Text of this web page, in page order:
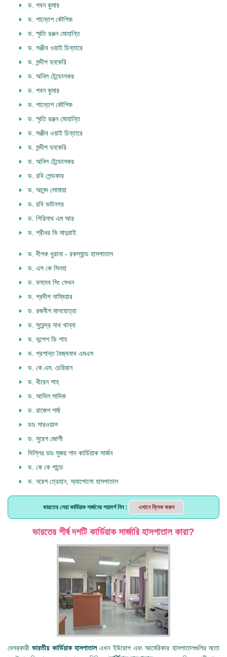
ড. পবন কুমার
ড. শান্তেশ কৌশিক
ড. স্মৃতি রঞ্জন মোহান্তি
ড. সঞ্জীব ওয়াই চিন্তারে
ড. সন্দীপ হনকেরি
ড. অনিল টেন্ডোলকর
ড. পবন কুমার
ড. শান্তেশ কৌশিক
ড. স্মৃতি রঞ্জন মোহান্তি
ড. সঞ্জীব ওয়াই চিন্তারে
ড. সন্দীপ হনকেরি
ড. অনিল টেন্ডোলকর
ড. রবি পেন্ডকার
ড. আনন্দ সোমায়া
ড. রবি ভাটনগর
ড. গিরিনাথ এম আর
ড. শ্রীধর ভি মাদুরাই
ড. দীপক খুরানা - রকল্যান্ড হাসপাতাল
ড. এস কে সিনহা
ড. বলদেব সিং সেখন
ড. প্রদীপ নাম্বিয়ার
ড. রজনীশ মালহোত্রা
ড. সুরেন্দ্র নাথ খান্না
ড. ভূপেশ ডি শাহ
ড. প্রশান্ত বৈজ্যনাথ এমএস
ড. কে.এম. চেরিয়ান
ড. ধীরেন শাহ
ড. আদিল সাদিক
ড. রাজেশ শর্মা
ডাঃ সারওয়াল
ড. সুরেশ জোশী
দিল্লির ডাঃ সুজয় শাদ কার্ডিয়াক সার্জন
ড. কে কে পান্ডে
ড. নরেশ ত্রেহান, অ্যাপোলো হাসপাতাল
ভারতের সেরা কার্ডিয়াক সার্জনের পরামর্শ নিন : এখানে ক্লিক করুন
ভারতের শীর্ষ দশটি কার্ডিয়াক সার্জারি হাসপাতাল কারা?
বেসরকারীভারতীয় কার্ডিয়াক হাসপাতালএখন ইউরোপ এবং আমেরিকার হাসপাতালগুলির মতো